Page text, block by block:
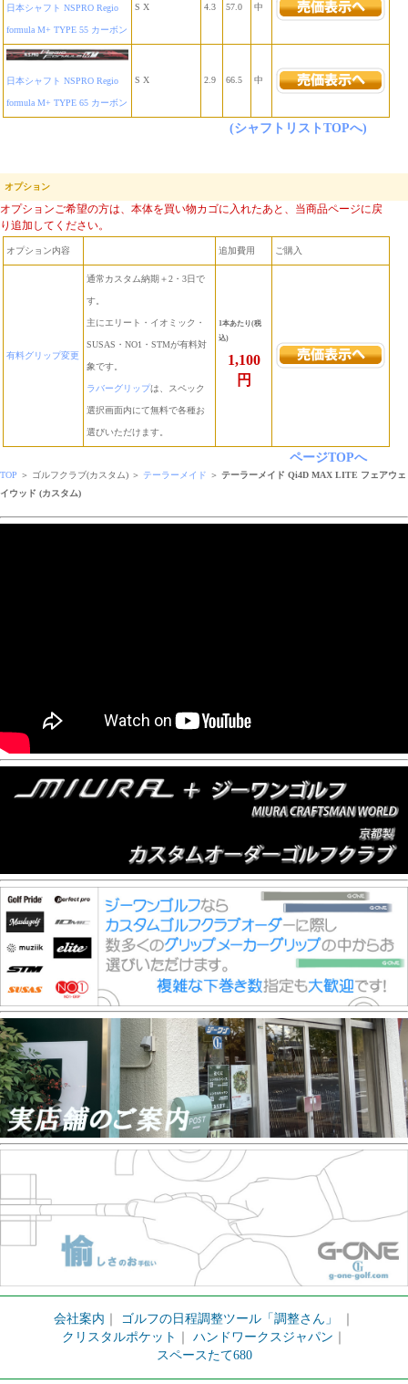
日本シャフト NSPRO Regio
formula M+ TYPE 55 カーボン
S X 4.3 57.0 中
日本シャフト NSPRO Regio
formula M+ TYPE 65 カーボン
S X 2.9 66.5 中
(シャフトリストTOPへ)
オプション
オプションご希望の方は、本体を買い物カゴに入れたあと、当商品ページに戻
り追加してください。
オプション内容 追加費用 ご購入
有料グリップ変更
通常カスタム納期＋2・3日で
す。
主にエリート・イオミック・
SUSAS・NO1・STMが有料対
象です。
ラバーグリップは、スペック
選択画面内にて無料で各種お
選びいただけます。
1本あたり(税
込)
1,100
円
ページTOPへ
TOP ＞ ゴルフクラブ(カスタム) ＞ テーラーメイド ＞ テーラーメイド Qi4D MAX LITE フェアウェ
イウッド (カスタム)
会社案内 ゴルフの日程調整ツール「調整さん」
クリスタルポケット
ハンドワークスジャパン
スペースたて680